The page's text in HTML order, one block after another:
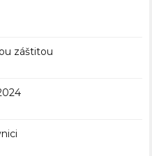
záštitou